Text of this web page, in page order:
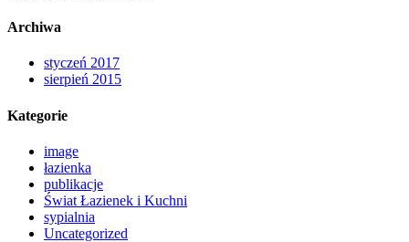
Archiwa
styczeń 2017
sierpień 2015
Kategorie
image
łazienka
publikacje
Świat Łazienek i Kuchni
sypialnia
Uncategorized